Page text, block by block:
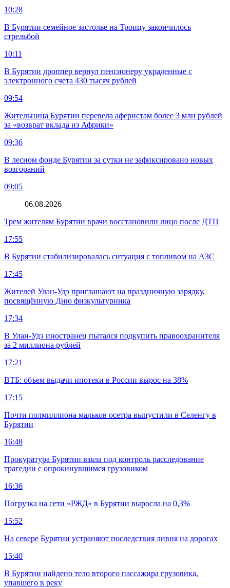
10:28
В Бурятии семейное застолье на Троицу закончилось
стрельбой
10:11
В Бурятии дроппер вернул пенсионеру украденные с
электронного счета 430 тысяч рублей
09:54
Жительница Бурятии перевела аферистам более 3 млн рублей
за «возврат вклада из Африки»
09:36
В лесном фонде Бурятии за сутки не зафиксировано новых
возгораний
09:05
06.08.2026
Трем жителям Бурятии врачи восстановили лицо после ДТП
17:55
В Бурятии стабилизировалась ситуация с топливом на АЗС
17:45
Жителей Улан-Удэ приглашают на праздничную зарядку,
посвящённую Дню физкультурника
17:34
В Улан-Удэ иностранец пытался подкупить правоохранителя
за 2 миллиона рублей
17:21
ВТБ: объем выдачи ипотеки в России вырос на 38%
17:15
Почти полмиллиона мальков осетра выпустили в Селенгу в
Бурятии
16:48
Прокуратура Бурятии взяла под контроль расследование
трагедии с опрокинувшимся грузовиком
16:36
Погрузка на сети «РЖД» в Бурятии выросла на 0,3%
15:52
На севере Бурятии устраняют последствия ливня на дорогах
15:40
В Бурятии найдено тело второго пассажира грузовика,
упавшего в реку